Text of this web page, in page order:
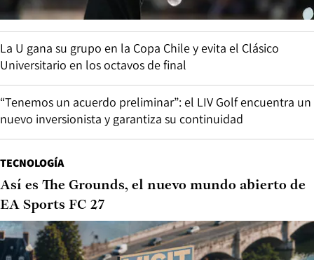
La U gana su grupo en la Copa Chile y evita el Clásico
Universitario en los octavos de final
“Tenemos un acuerdo preliminar”: el LIV Golf encuentra un
nuevo inversionista y garantiza su continuidad
TECNOLOGÍA
Así es The Grounds, el nuevo mundo abierto de
EA Sports FC 27